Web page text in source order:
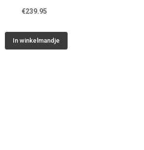
€239.95
In winkelmandje